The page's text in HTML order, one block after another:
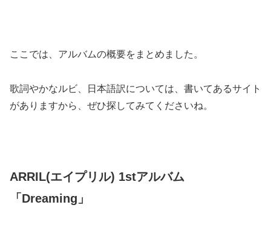
ここでは、アルバムの概要をまとめました。
歌詞やかなルビ、日本語訳については、書いてあるサイト
がありますから、ぜひ探してみてくださいね。
ARRIL(エイプリル) 1stアルバム
「Dreaming」